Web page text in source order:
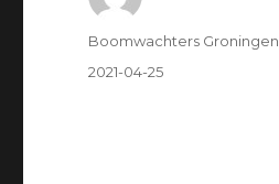
Author
Boomwachters Groningen
Posted
2021-04-25